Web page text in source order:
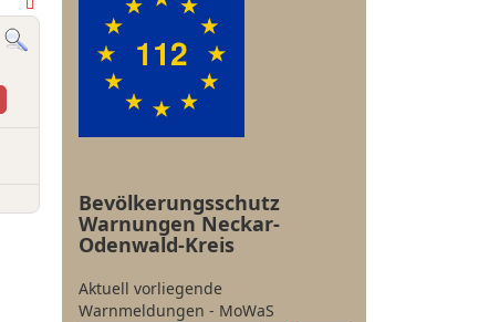
Bevölkerungsschutz
Warnungen Neckar-
Odenwald-Kreis
Aktuell vorliegende
Warnmeldungen - MoWaS